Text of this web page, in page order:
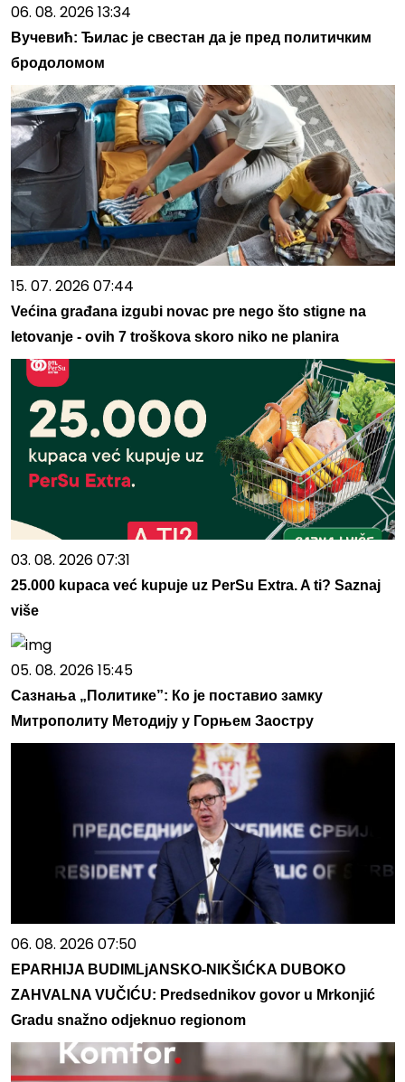
06. 08. 2026 13:34
Вучевић: Ђилас је свестан да је пред политичким
бродоломом
15. 07. 2026 07:44
Većina građana izgubi novac pre nego što stigne na
letovanje - ovih 7 troškova skoro niko ne planira
03. 08. 2026 07:31
25.000 kupaca već kupuje uz PerSu Extra. A ti? Saznaj
više
05. 08. 2026 15:45
Сазнања „Политике”: Ко је поставио замку
Митрополиту Методију у Горњем Заостру
06. 08. 2026 07:50
EPARHIJA BUDIMLjANSKO-NIKŠIĆKA DUBOKO
ZAHVALNA VUČIĆU: Predsednikov govor u Mrkonjić
Gradu snažno odjeknuo regionom